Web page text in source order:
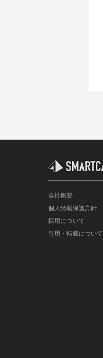
会社概要
個人情報保護方針
採用について
引用・転載について